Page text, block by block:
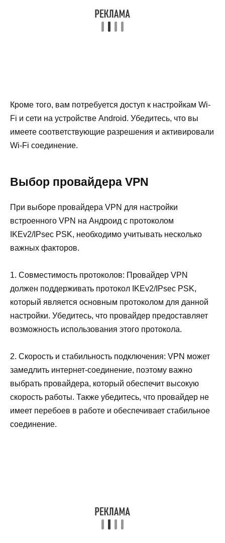
Кроме того, вам потребуется доступ к настройкам Wi-
Fi и сети на устройстве Android. Убедитесь, что вы
имеете соответствующие разрешения и активировали
Wi-Fi соединение.
Выбор провайдера VPN
При выборе провайдера VPN для настройки
встроенного VPN на Андроид с протоколом
IKEv2/IPsec PSK, необходимо учитывать несколько
важных факторов.
1. Совместимость протоколов: Провайдер VPN
должен поддерживать протокол IKEv2/IPsec PSK,
который является основным протоколом для данной
настройки. Убедитесь, что провайдер предоставляет
возможность использования этого протокола.
2. Скорость и стабильность подключения: VPN может
замедлить интернет-соединение, поэтому важно
выбрать провайдера, который обеспечит высокую
скорость работы. Также убедитесь, что провайдер не
имеет перебоев в работе и обеспечивает стабильное
соединение.